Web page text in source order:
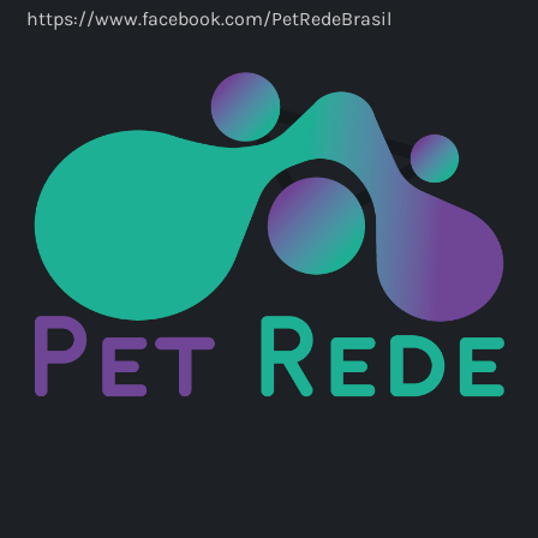
d
e
p
o
s
https://www.facebook.com/PetRedeBrasil